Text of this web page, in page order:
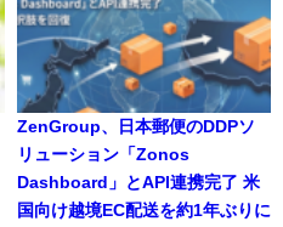
ZenGroup、日本郵便のDDPソ
リューション「Zonos
Dashboard」とAPI連携完了 米
国向け越境EC配送を約1年ぶりに